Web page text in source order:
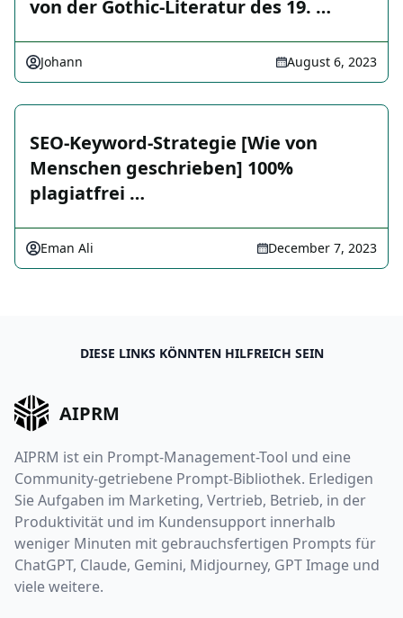
von der Gothic-Literatur des 19. …
Johann August 6, 2023
SEO-Keyword-Strategie [Wie von
Menschen geschrieben] 100%
plagiatfrei …
Eman Ali December 7, 2023
DIESE LINKS KÖNNTEN HILFREICH SEIN
AIPRM
AIPRM ist ein Prompt-Management-Tool und eine
Community-getriebene Prompt-Bibliothek. Erledigen
Sie Aufgaben im Marketing, Vertrieb, Betrieb, in der
Produktivität und im Kundensupport innerhalb
weniger Minuten mit gebrauchsfertigen Prompts für
ChatGPT, Claude, Gemini, Midjourney, GPT Image und
viele weitere.